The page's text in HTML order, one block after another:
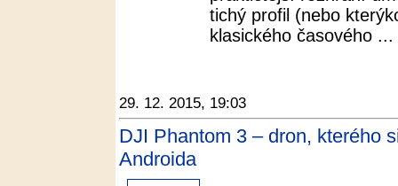
tichý profil (nebo
klasického časového ...
29. 12. 2015, 19:03
DJI Phantom 3 – dron, kterého
Androida